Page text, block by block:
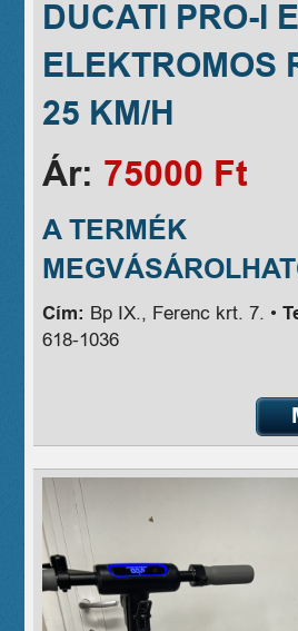
DUCATI PRO-I
ELEKTROMOS
25 KM/H
Ár: 75000 Ft
A TERMÉK
Cím: Bp IX., Ferenc krt. 7. •
618-1036